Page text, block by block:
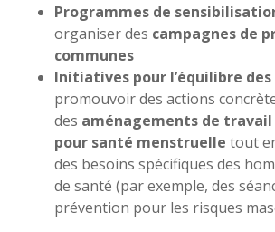
Programmes de
organiser des campagnes de
communes
Initiatives pour l’équilibre des
promouvoir des actions
des aménagements de travail
pour santé menstruelle tout
des besoins spécifiques des
de santé (par exemple, des
prévention pour les risques